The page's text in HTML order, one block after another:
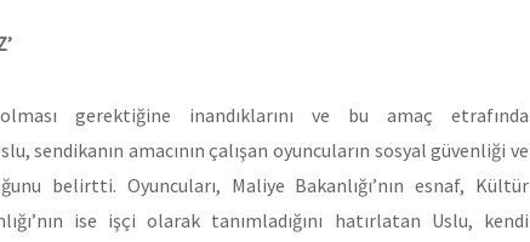
gerektiğine inandıklarını ve bu amaç etrafında
sendikanın amacının çalışan oyuncuların sosyal güvenliği ve
belirtti. Oyuncuları, Maliye Bakanlığı’nın esnaf, Kültür
ise işçi olarak tanımladığını hatırlatan Uslu, kendi